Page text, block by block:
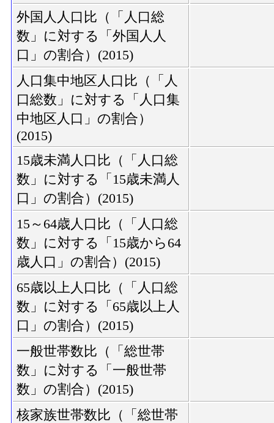
外国人人口比（「人口総
数」に対する「外国人人
口」の割合）(2015)
人口集中地区人口比（「人
口総数」に対する「人口集
中地区人口」の割合）
(2015)
15歳未満人口比（「人口総
数」に対する「15歳未満人
口」の割合）(2015)
15～64歳人口比（「人口総
数」に対する「15歳から64
歳人口」の割合）(2015)
65歳以上人口比（「人口総
数」に対する「65歳以上人
口」の割合）(2015)
一般世帯数比（「総世帯
数」に対する「一般世帯
数」の割合）(2015)
核家族世帯数比（「総世帯